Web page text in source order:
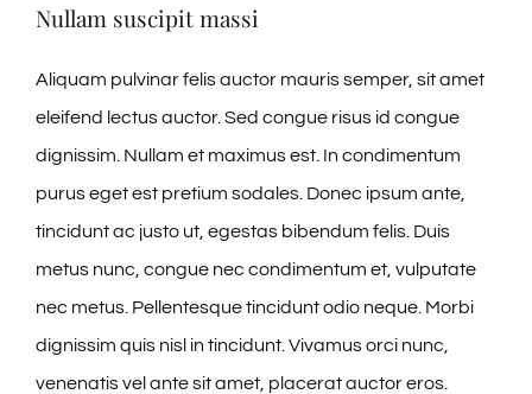
Nullam suscipit massi
Aliquam pulvinar felis auctor mauris semper, sit amet
eleifend lectus auctor. Sed congue risus id congue
dignissim. Nullam et maximus est. In condimentum
purus eget est pretium sodales. Donec ipsum ante,
tincidunt ac justo ut, egestas bibendum felis. Duis
metus nunc, congue nec condimentum et, vulputate
nec metus. Pellentesque tincidunt odio neque. Morbi
dignissim quis nisl in tincidunt. Vivamus orci nunc,
venenatis vel ante sit amet, placerat auctor eros.